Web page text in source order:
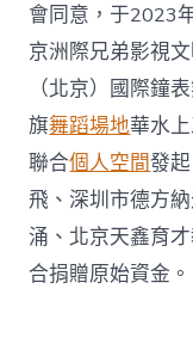
會同意，于2023
京洲際兄弟影視
（北京）國際鐘
旗舞蹈場地華水
聯合個人空間發
飛、深圳市德方
涌、北京天鑫育
合捐贈原始資金。